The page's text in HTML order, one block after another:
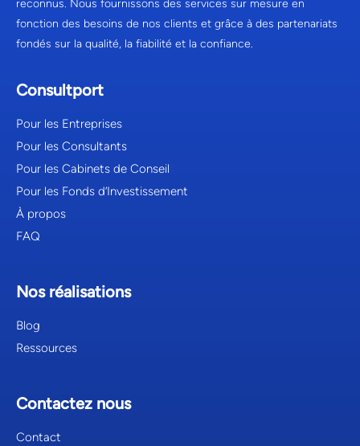
reconnus. Nous fournissons des services sur mesure en
fonction des besoins de nos clients et grâce à des partenariats
fondés sur la qualité, la fiabilité et la confiance.
Consultport
Pour les Entreprises
Pour les Consultants
Pour les Cabinets de Conseil
Pour les Fonds d’Investissement
À propos
FAQ
Nos réalisations
Blog
Ressources
Contactez nous
Contact